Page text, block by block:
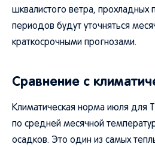
шквалистого ветра, прохладных
периодов будут уточняться
краткосрочными прогнозами.
Сравнение с
Климатическая норма июля для
по средней месячной
осадков. Это один из самых